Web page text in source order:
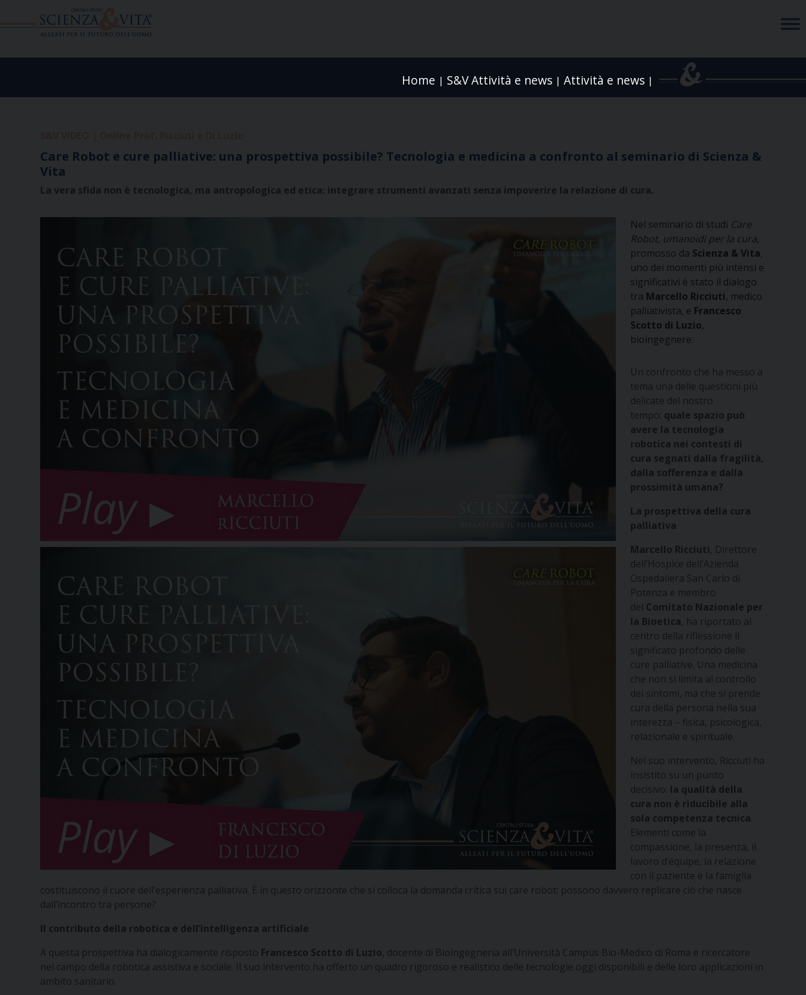
Home | S&V Attività e news | Attività e news |
Care Robot e cure palliative: una prospettiva possibile? Tecnologia e medicina a confronto al seminario di Scienza &
Vita
La vera sfida non è tecnologica, ma antropologica ed etica: integrare strumenti avanzati senza impoverire la relazione di cura.
Nel seminario di studi Care
Robot, umanoidi per la cura,
promosso da Scienza & Vita,
uno dei momenti più intensi e
significativi è stato il dialogo
tra Marcello Ricciuti, medico
palliativista, e Francesco
Scotto di Luzio,
bioingegnere.
Un confronto che ha messo a
tema una delle questioni più
delicate del nostro
tempo: quale spazio può
avere la tecnologia
robotica nei contesti di
cura segnati dalla fragilità,
dalla sofferenza e dalla
prossimità umana?
La prospettiva della cura
palliativa
Marcello Ricciuti , Direttore
dell’Hospice dell’Azienda
Ospedaliera San Carlo di
Potenza e membro
del Comitato Nazionale per
la Bioetica , ha riportato al
centro della riflessione il
significato profondo delle
cure palliative. Una medicina
che non si limita al controllo
dei sintomi, ma che si prende
cura della persona nella sua
interezza – fisica, psicologica,
relazionale e spirituale.
Nel suo intervento, Ricciuti ha
insistito su un punto
decisivo: la qualità della
cura non è riducibile alla
sola competenza tecnica.
Elementi come la
compassione, la presenza, il
lavoro d’équipe, la relazione
con il paziente e la famiglia
costituiscono il cuore dell’esperienza palliativa. È in questo orizzonte che si colloca la domanda critica sui care robot: possono davvero replicare ciò che nasce
dall’incontro tra persone?
Il contributo della robotica e dell’intelligenza artificiale
A questa prospettiva ha dialogicamente risposto Francesco Scotto di Luzio , docente di Bioingegneria all’Università Campus Bio-Medico di Roma e ricercatore
nel campo della robotica assistiva e sociale. Il suo intervento ha offerto un quadro rigoroso e realistico delle tecnologie oggi disponibili e delle loro applicazioni in
ambito sanitario.